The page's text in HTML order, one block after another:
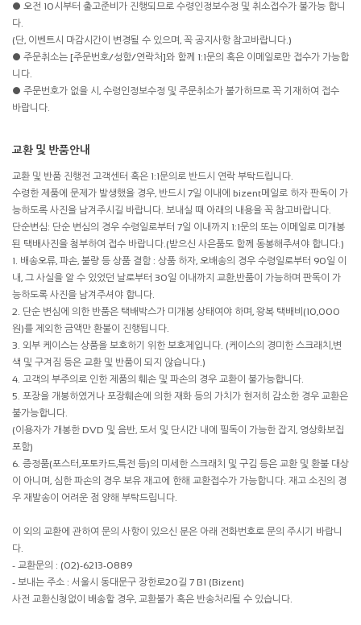
● 오전 10시부터 출고준비가 진행되므로 수령인정보수정 및 취소접수가 불가능 합니
다.
(단, 이벤트시 마감시간이 변경될 수 있으며, 꼭 공지사항 참고바랍니다.)
● 주문취소는 [주문번호/성함/연락처]와 함께 1:1문의 혹은 이메일로만 접수가 가능합
니다.
● 주문번호가 없을 시, 수령인정보수정 및 주문취소가 불가하므로 꼭 기재하여 접수
바랍니다.
교환 및 반품안내
교환 및 반품 진행전 고객센터 혹은 1:1문의로 반드시 연락 부탁드립니다.
수령한 제품에 문제가 발생했을 경우, 반드시 7일 이내에 bizent메일로 하자 판독이 가
능하도록 사진을 남겨주시길 바랍니다. 보내실 때 아래의 내용을 꼭 참고바랍니다.
단순변심: 단순 변심의 경우 수령일로부터 7일 이내까지 1:1문의 또는 이메일로 미개봉
된 택배사진을 첨부하여 접수 바랍니다.(받으신 사은품도 함께 동봉해주셔야 합니다.)
1. 배송오류, 파손, 불량 등 상품 결함 : 상품 하자, 오배송의 경우 수령일로부터 90일 이
내, 그 사실을 알 수 있었던 날로부터 30일 이내까지 교환,반품이 가능하며 판독이 가
능하도록 사진을 남겨주셔야 합니다.
2. 단순 변심에 의한 반품은 택배박스가 미개봉 상태여야 하며, 왕복 택배비(10,000
원)를 제외한 금액만 환불이 진행됩니다.
3. 외부 케이스는 상품을 보호하기 위한 보호제입니다. (케이스의 경미한 스크래치,변
색 및 구겨짐 등은 교환 및 반품이 되지 않습니다.)
4. 고객의 부주의로 인한 제품의 훼손 및 파손의 경우 교환이 불가능합니다.
5. 포장을 개봉하였거나 포장훼손에 의한 재화 등의 가치가 현저히 감소한 경우 교환은
불가능합니다.
(이용자가 개봉한 DVD 및 음반, 도서 및 단시간 내에 필독이 가능한 잡지, 영상화보집
포함)
6. 증정품(포스터,포토카드,특전 등)의 미세한 스크래치 및 구김 등은 교환 및 환불 대상
이 아니며, 심한 파손의 경우 보유 재고에 한해 교환접수가 가능합니다. 재고 소진의 경
우 재발송이 어려운 점 양해 부탁드립니다.
이 외의 교환에 관하여 문의 사항이 있으신 분은 아래 전화번호로 문의 주시기 바랍니
다.
- 교환문의 : (02)-6213-0889
- 보내는 주소 : 서울시 동대문구 장한로20길 7 B1 (Bizent)
사전 교환신청없이 배송할 경우, 교환불가 혹은 반송처리될 수 있습니다.